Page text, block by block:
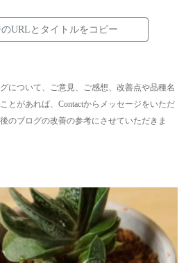
URLとタイトルをコピー
について、ご意見、ご感想、改善点や品種名
とがあれば、Contactからメッセージをいただ
のブログの改善の参考にさせていただきま